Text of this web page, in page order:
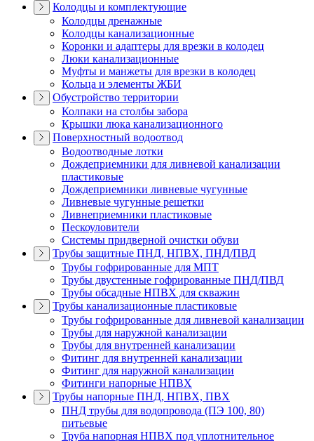
Колодцы и комплектующие
Колодцы дренажные
Колодцы канализационные
Коронки и адаптеры для врезки в колодец
Люки канализационные
Муфты и манжеты для врезки в колодец
Кольца и элементы ЖБИ
Обустройство территории
Колпаки на столбы забора
Крышки люка канализационного
Поверхностный водоотвод
Водоотводные лотки
Дождеприемники для ливневой канализации
пластиковые
Дождеприемники ливневые чугунные
Ливневые чугунные решетки
Ливнеприемники пластиковые
Пескоуловители
Системы придверной очистки обуви
Трубы защитные ПНД, НПВХ, ПНД/ПВД
Трубы гофрированные для МПТ
Трубы двустенные гофрированные ПНД/ПВД
Трубы обсадные НПВХ для скважин
Трубы канализационные пластиковые
Трубы гофрированные для ливневой канализации
Трубы для наружной канализации
Трубы для внутренней канализации
Фитинг для внутренней канализации
Фитинг для наружной канализации
Фитинги напорные НПВХ
Трубы напорные ПНД, НПВХ, ПВХ
ПНД трубы для водопровода (ПЭ 100, 80)
питьевые
Труба напорная НПВХ под уплотнительное